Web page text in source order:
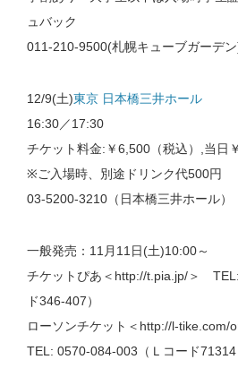
ュバック
011-210-9500(札幌キューブガーデ
12/9(土)東京 日本橋三井ホール
16:30／17:30
チケット料金:￥6,500（税込）,当日
※ご入場時、別途ドリンク代500円
03-5200-3210（日本橋三井ホール）
一般発売：11月11日(土)10:00～
チケットぴあ＜http://t.pia.jp/＞
ド346-407）
ローソンチケット＜http://l-tike.com/
TEL: 0570-084-003（Ｌコード71314